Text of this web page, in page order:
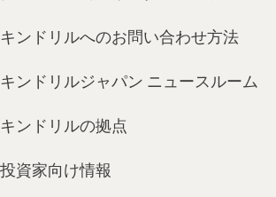
キンドリルへのお問い合わせ方法
キンドリルジャパン ニュースルーム
キンドリルの拠点
投資家向け情報